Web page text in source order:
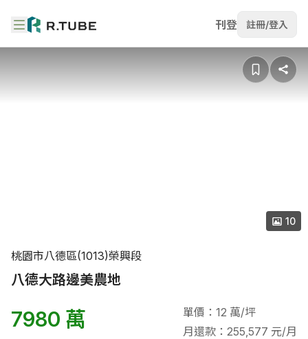
刊登 註冊/登入
桃園市八德區(1013)榮興段
八德大路邊美農地
10
7980 萬
單價：12 萬/坪
月還款：255,577 元/月